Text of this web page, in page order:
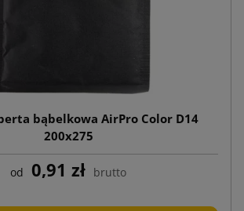
bąbelkowa AirPro Color D14
200x275
od 0,91 zł brutto